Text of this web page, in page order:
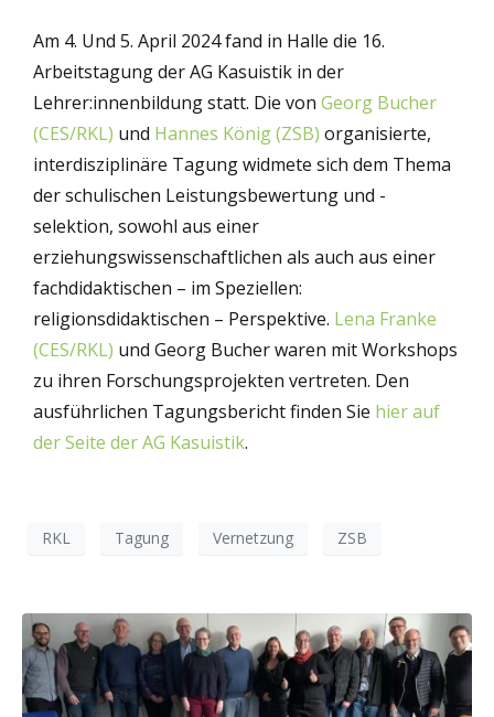
Am 4. Und 5. April 2024 fand in Halle die 16.
Arbeitstagung der AG Kasuistik in der
Lehrer:innenbildung statt. Die von Georg Bucher
(CES/RKL) und Hannes König (ZSB) organisierte,
interdisziplinäre Tagung widmete sich dem Thema
der schulischen Leistungsbewertung und -
selektion, sowohl aus einer
erziehungswissenschaftlichen als auch aus einer
fachdidaktischen – im Speziellen:
religionsdidaktischen – Perspektive. Lena Franke
(CES/RKL) und Georg Bucher waren mit Workshops
zu ihren Forschungsprojekten vertreten. Den
ausführlichen Tagungsbericht finden Sie hier auf
der Seite der AG Kasuistik.
RKL Tagung Vernetzung ZSB